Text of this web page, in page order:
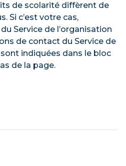
de scolarité diffèrent de
Si c’est votre cas,
Service de l’organisation
de contact du Service de
indiquées dans le bloc
de la page.